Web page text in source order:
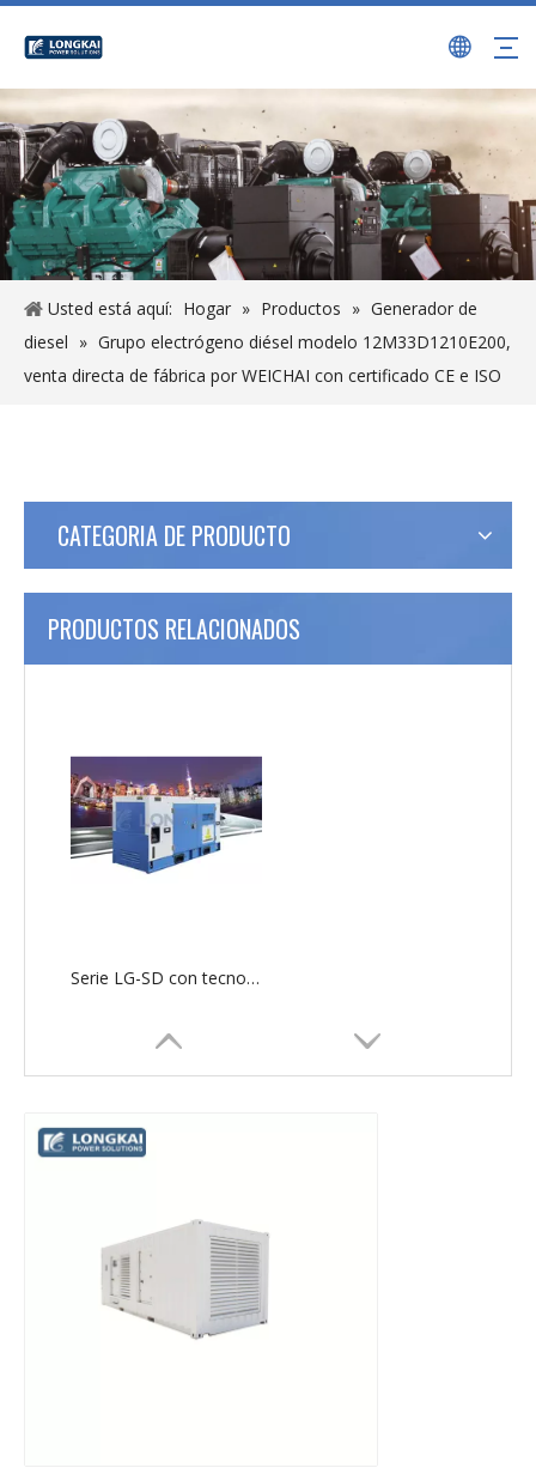
Usted está aquí: Hogar » Productos » Generador de
diesel » Grupo electrógeno diésel modelo 12M33D1210E200,
venta directa de fábrica por WEICHAI con certificado CE e ISO
CATEGORIA DE PRODUCTO
PRODUCTOS RELACIONADOS
Serie LG-SD con tecnología SDEC